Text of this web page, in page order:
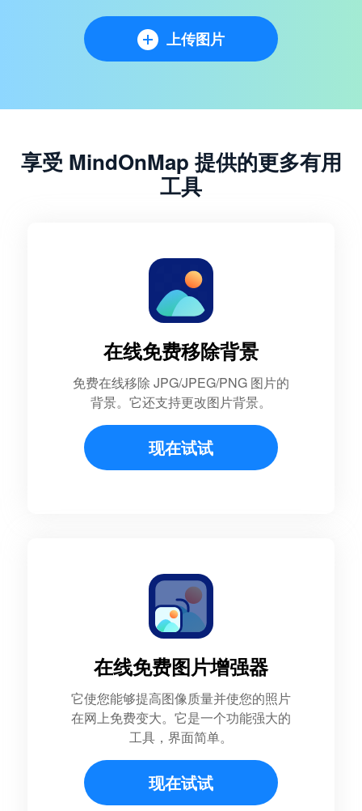
上传图片
享受 MindOnMap 提供的更多有用
工具
在线免费移除背景
免费在线移除 JPG/JPEG/PNG 图片的
背景。它还支持更改图片背景。
现在试试
在线免费图片增强器
它使您能够提高图像质量并使您的照片
在网上免费变大。它是一个功能强大的
工具，界面简单。
现在试试